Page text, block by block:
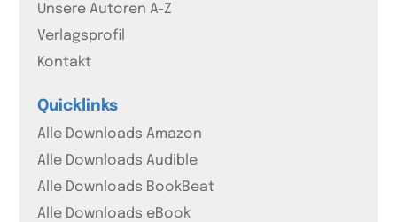
Unsere Autoren A-Z
Verlagsprofil
Kontakt
Quicklinks
Alle Downloads Amazon
Alle Downloads Audible
Alle Downloads BookBeat
Alle Downloads eBook